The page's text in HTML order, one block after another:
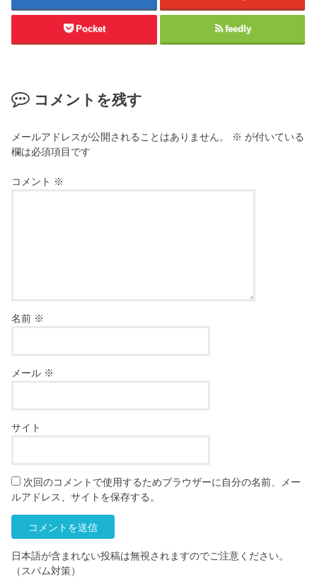
Pocket feedly
コメントを残す
メールアドレスが公開されることはありません。 ※ が付いている
欄は必須項目です
コメント ※
名前 ※
メール ※
サイト
次回のコメントで使用するためブラウザーに自分の名前、メー
ルアドレス、サイトを保存する。
日本語が含まれない投稿は無視されますのでご注意ください。
（スパム対策）